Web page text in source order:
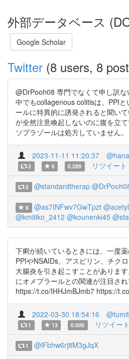
外部データベース
Google Scholar
Twitter (8 users, 8
@DrPooh08 専門でなくて申し訳
中でもcollagenous colitisは、PPI
ールに特異的に誘発されると聞い
が全然注意喚起しないのに腹を立
ソプラゾールは処方していません
2023-11-11 11:20:37
2 6 0.289 リツイー
2 @standardtherap
6 @as7INFwv7GwTpzt
@kmitiko_2412 @kounenki45
下痢が続いているときには、一度薬
PPIやNSAIDs、アスピリン、チク
大腸炎を引き起こすことがありま
にオメプラールとの関連が注目され
https://t.co/IHHJmBJmb7 https://
2022-03-30 18:54:16
1 13 0.000 リツイー
1 @lFbhw6rj8M3gJqX